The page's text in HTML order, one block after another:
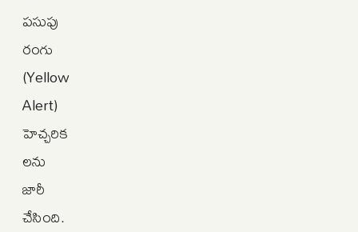
పసుపు
రంగు
(Yellow
Alert)
హెచ్చరిక
లను
జారీ
చేసింది.